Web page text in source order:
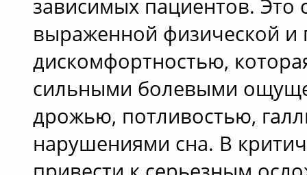
зависимых пациентов. Это
выраженной физической и
дискомфортностью,
сильными болевыми
дрожью, потливостью,
нарушениями сна. В